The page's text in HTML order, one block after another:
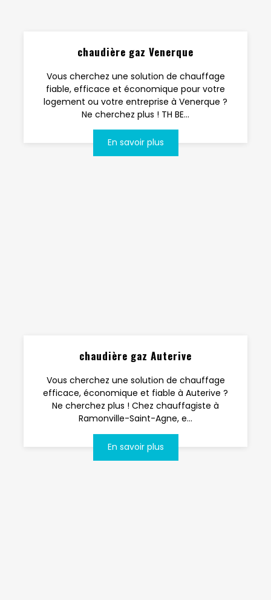
chaudière gaz Venerque
Vous cherchez une solution de chauffage
fiable, efficace et économique pour votre
logement ou votre entreprise à Venerque ?
Ne cherchez plus ! TH BE...
En savoir plus
chaudière gaz Auterive
Vous cherchez une solution de chauffage
efficace, économique et fiable à Auterive ?
Ne cherchez plus ! Chez chauffagiste à
Ramonville-Saint-Agne, e...
En savoir plus